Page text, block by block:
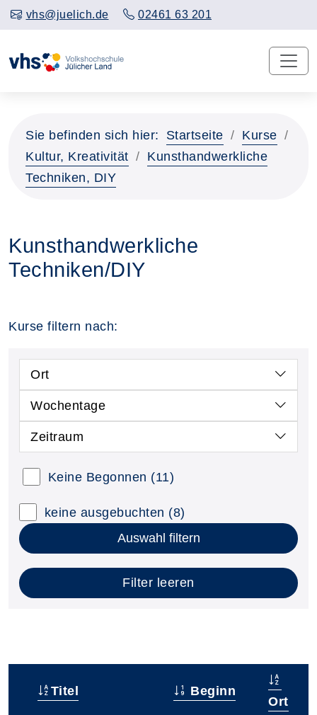
vhs@juelich.de 02461 63 201
Sie befinden sich hier: Startseite
Kurse
Kultur, Kreativität
Kunsthandwerkliche
Techniken, DIY
Kunsthandwerkliche
Techniken/DIY
Kurse filtern nach:
Ort
Wochentage
Zeitraum
Keine Begonnen (11)
keine ausgebuchten (8)
Auswahl filtern
Filter leeren
Titel Beginn
Ort